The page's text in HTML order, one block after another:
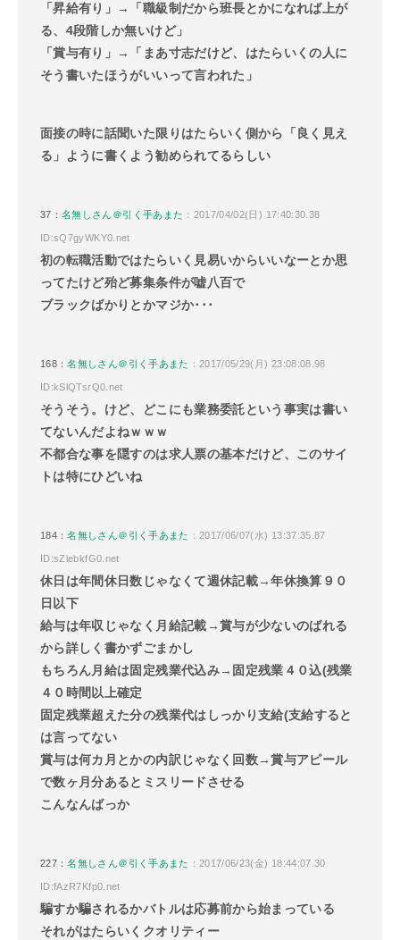
「昇給有り」→「職級制だから班長とかになれば上が
る、4段階しか無いけど」
「賞与有り」→「まあ寸志だけど、はたらいくの人に
そう書いたほうがいいって言われた」
面接の時に話聞いた限りはたらいく側から「良く見え
る」ように書くよう勧められてるらしい
37：名無しさん＠引く手あまた ：2017/04/02(日) 17:40:30.38
ID:sQ7gyWKY0.net
初の転職活動ではたらいく見易いからいいなーとか思
ってたけど殆ど募集条件が嘘八百で
ブラックばかりとかマジか･･･
168：名無しさん＠引く手あまた ：2017/05/29(月) 23:08:08.98
ID:kSlQTsrQ0.net
そうそう。けど、どこにも業務委託という事実は書い
てないんだよねｗｗｗ
不都合な事を隠すのは求人票の基本だけど、このサイ
トは特にひどいね
184：名無しさん＠引く手あまた ：2017/06/07(水) 13:37:35.87
ID:sZiebkfG0.net
休日は年間休日数じゃなくて週休記載→年休換算９０
日以下
給与は年収じゃなく月給記載→賞与が少ないのばれる
から詳しく書かずごまかし
もちろん月給は固定残業代込み→固定残業４０込(残業
４０時間以上確定
固定残業超えた分の残業代はしっかり支給(支給すると
は言ってない
賞与は何カ月とかの内訳じゃなく回数→賞与アピール
で数ヶ月分あるとミスリードさせる
こんなんばっか
227：名無しさん＠引く手あまた ：2017/06/23(金) 18:44:07.30
ID:fAzR7Kfp0.net
騙すか騙されるかバトルは応募前から始まっている
それがはたらいくクオリティー